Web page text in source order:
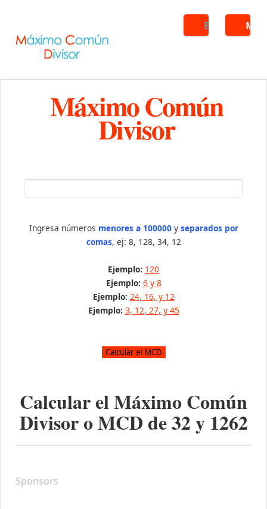
Buscar
Máximo Común
Divisor
Ingresa números menores a 100000y separados por
comas, ej: 8, 128, 34, 12
Ejemplo: 120
Ejemplo: 6 y 8
Ejemplo: 24, 16, y 12
Ejemplo: 3, 12, 27, y 45
Calcular el Máximo Común
Divisor o MCD de32y 1262
Sponsors